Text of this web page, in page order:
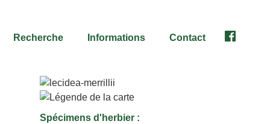
Recherche Informations Contact Facebook
Spécimens d'herbier :